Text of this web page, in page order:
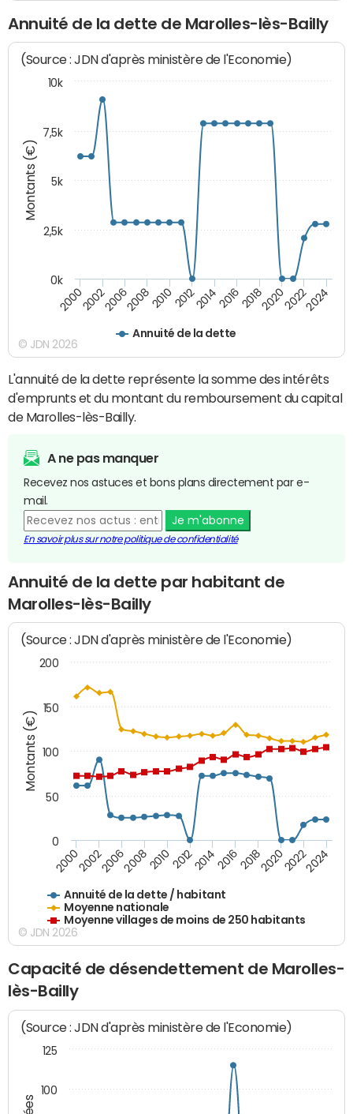
Annuité de la dette de Marolles-lès-Bailly
Montants (€)
(Source : JDN d'après ministère de l'Economie)
Annuité de la dette
200020022006200820102012201420162018202020222024
0k
2,5k
5k
7,5k
10k
© JDN 2026
L'annuité de la dette représente la somme des intérêts
d'emprunts et du montant du remboursement du capital
de Marolles-lès-Bailly.
A ne pas manquer
Recevez nos astuces et bons plans directement par e-
mail.
Je m'abonne
En savoir plus sur notre politique de confidentialité
Annuité de la dette par habitant de
Marolles-lès-Bailly
Montants (€)
(Source : JDN d'après ministère de l'Economie)
Annuité de la dette / habitant
Moyenne nationale
Moyenne villages de moins de 250 habitants
200020022006200820102012201420162018202020222024
0
50
100
150
200
© JDN 2026
Capacité de désendettement de Marolles-
lès-Bailly
(Source : JDN d'après ministère de l'Economie)
100
125